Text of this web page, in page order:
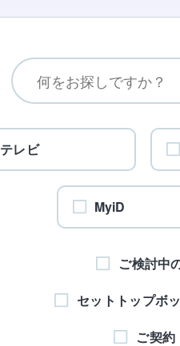
テレビ
MyiD
ご検討中
セットトップボ
ご契約